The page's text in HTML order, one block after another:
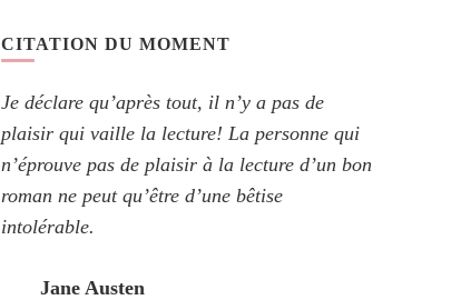
CITATION DU MOMENT
Je déclare qu’après tout, il n’y a pas de
plaisir qui vaille la lecture! La personne qui
n’éprouve pas de plaisir à la lecture d’un bon
roman ne peut qu’être d’une bêtise
intolérable.
Jane Austen